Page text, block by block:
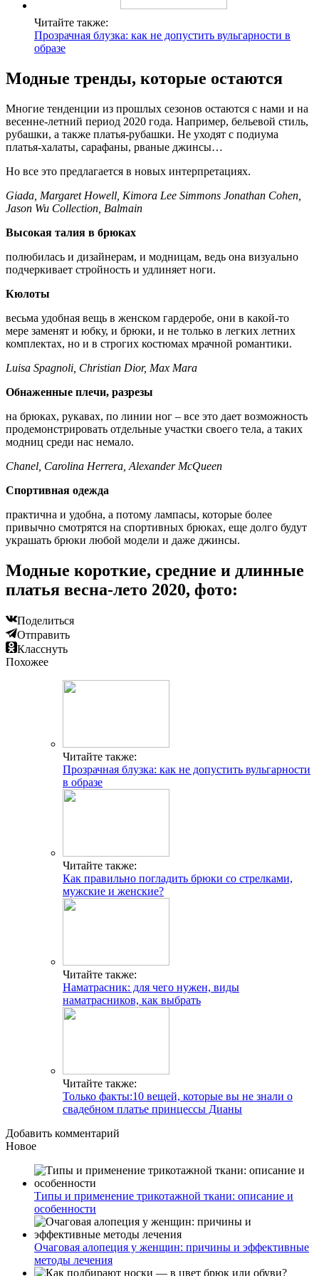
Читайте также:
Прозрачная блузка: как не допустить вульгарности в
образе
Модные тренды, которые остаются
Многие тенденции из прошлых сезонов остаются с нами и на
весенне-летний период 2020 года. Например, бельевой стиль,
рубашки, а также платья-рубашки. Не уходят с подиума
платья-халаты, сарафаны, рваные джинсы…
Но все это предлагается в новых интерпретациях.
Giada, Margaret Howell, Kimora Lee Simmons Jonathan Cohen,
Jason Wu Collection, Balmain
Высокая талия в брюках
полюбилась и дизайнерам, и модницам, ведь она визуально
подчеркивает стройность и удлиняет ноги.
Кюлоты
весьма удобная вещь в женском гардеробе, они в какой-то
мере заменят и юбку, и брюки, и не только в легких летних
комплектах, но и в строгих костюмах мрачной романтики.
Luisa Spagnoli, Christian Dior, Max Mara
Обнаженные плечи, разрезы
на брюках, рукавах, по линии ног – все это дает возможность
продемонстрировать отдельные участки своего тела, а таких
модниц среди нас немало.
Chanel, Carolina Herrera, Alexander McQueen
Спортивная одежда
практична и удобна, а потому лампасы, которые более
привычно смотрятся на спортивных брюках, еще долго будут
украшать брюки любой модели и даже джинсы.
Модные короткие, средние и длинные
платья весна-лето 2020, фото:
Поделиться
Отправить
Класснуть
Похожее
Читайте также:
Прозрачная блузка: как не допустить вульгарности
в образе
Читайте также:
Как правильно погладить брюки со стрелками,
мужские и женские?
Читайте также:
Наматрасник: для чего нужен, виды
наматрасников, как выбрать
Читайте также:
Только факты:10 вещей, которые вы не знали о
свадебном платье принцессы Дианы
Добавить комментарий
Новое
Типы и применение трикотажной ткани: описание и
особенности
Очаговая алопеция у женщин: причины и эффективные
методы лечения